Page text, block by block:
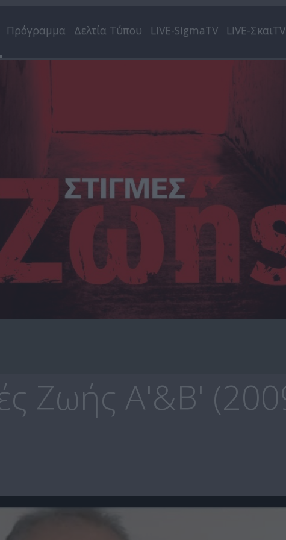
Πρόγραμμα Δελτία Τύπου LIVE-SigmaTV LIVE-ΣκαιTV
Ζωής Α'&Β'